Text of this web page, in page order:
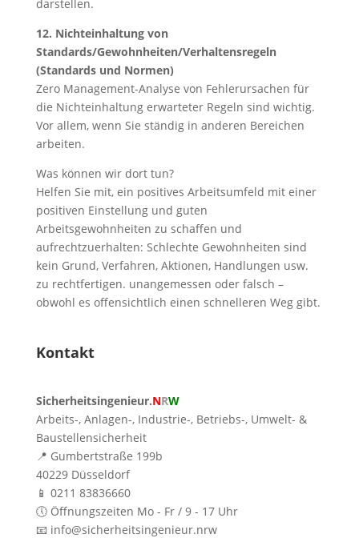
darstellen.
12. Nichteinhaltung von
Standards/Gewohnheiten/Verhaltensregeln
(Standards und Normen)
Zero Management-Analyse von Fehlerursachen für
die Nichteinhaltung erwarteter Regeln sind wichtig.
Vor allem, wenn Sie ständig in anderen Bereichen
arbeiten.
Was können wir dort tun?
Helfen Sie mit, ein positives Arbeitsumfeld mit einer
positiven Einstellung und guten
Arbeitsgewohnheiten zu schaffen und
aufrechtzuerhalten: Schlechte Gewohnheiten sind
kein Grund, Verfahren, Aktionen, Handlungen usw.
zu rechtfertigen. unangemessen oder falsch –
obwohl es offensichtlich einen schnelleren Weg gibt.
Kontakt
Sicherheitsingenieur.NRW
Arbeits-, Anlagen-, Industrie-, Betriebs-, Umwelt- &
Baustellensicherheit
📍 Gumbertstraße 199b
40229 Düsseldorf
📱 0211 83836660
🕔 Öffnungszeiten Mo - Fr / 9 - 17 Uhr
📧 info@sicherheitsingenieur.nrw